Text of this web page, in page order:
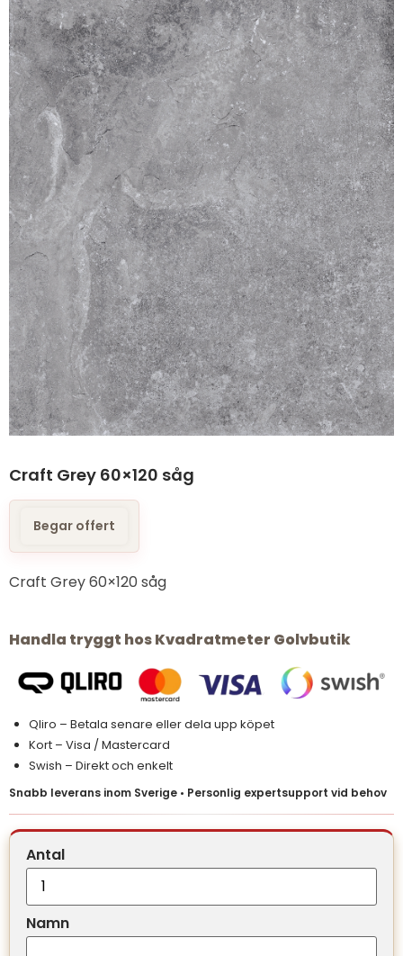
Craft Grey 60×120 såg
Begar offert
Craft Grey 60×120 såg
Handla tryggt hos Kvadratmeter Golvbutik
Qliro – Betala senare eller dela upp köpet
Kort – Visa / Mastercard
Swish – Direkt och enkelt
Snabb leverans inom Sverige • Personlig expertsupport vid behov
Antal
Namn